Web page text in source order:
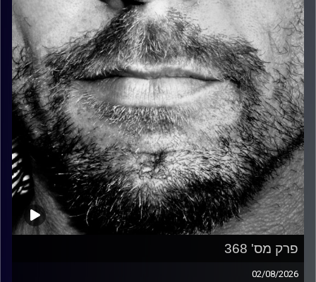
פרק מס' 368
02/08/2026